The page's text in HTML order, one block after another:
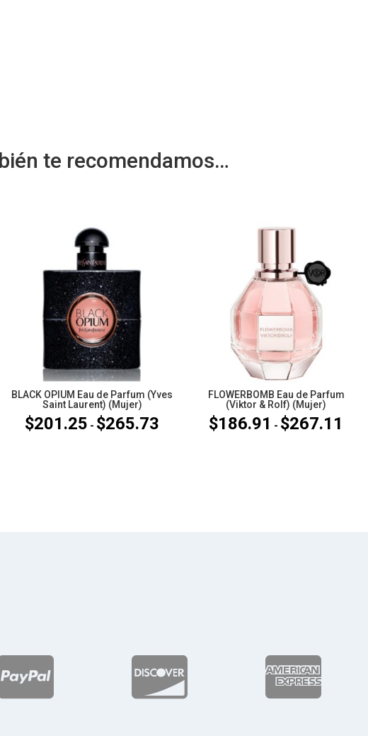
te recomendamos…
BLACK OPIUM Eau de Parfum (Yves
Saint Laurent) (Mujer)
$201.25 - $265.73
FLOWERBOMB Eau de Parfum
(Viktor & Rolf) (Mujer)
$186.91 - $267.11
  